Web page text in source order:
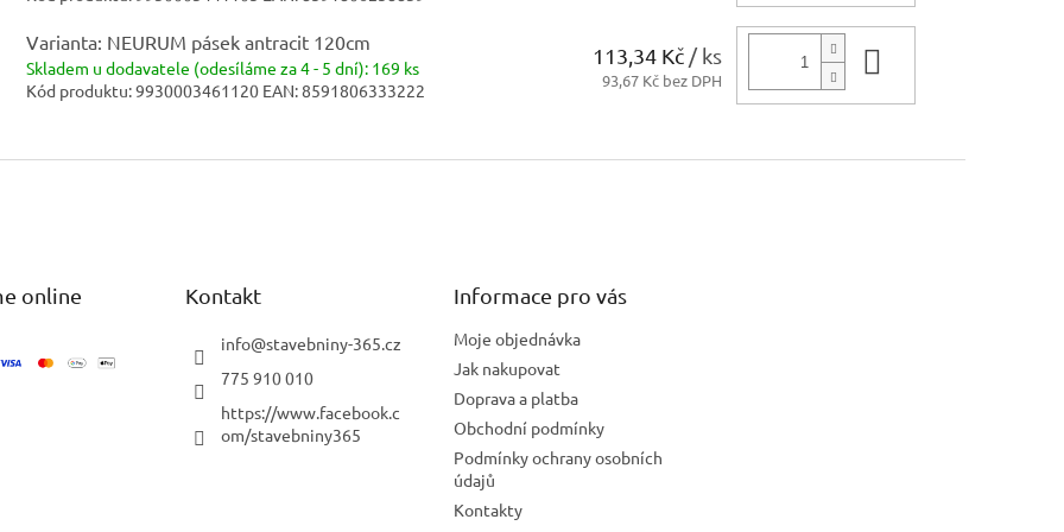
Varianta: NEURUM pásek antracit 120cm
Skladem u dodavatele (odesíláme za 4 - 5 dní): 169 ks
Kód produktu:9930003461120 EAN:8591806333222
113,34 Kč / ks
93,67 Kč bez DPH
online
Kontakt
info@stavebniny-365.cz
775 910 010
https://www.facebook.c
om/stavebniny365
Informace pro vás
Moje objednávka
Jak nakupovat
Doprava a platba
Obchodní podmínky
Podmínky ochrany osobních
údajů
Kontakty